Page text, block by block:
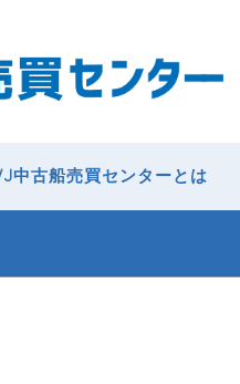
中古船売買センターとは